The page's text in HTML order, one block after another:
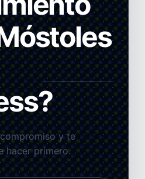
y te
hacer primero.